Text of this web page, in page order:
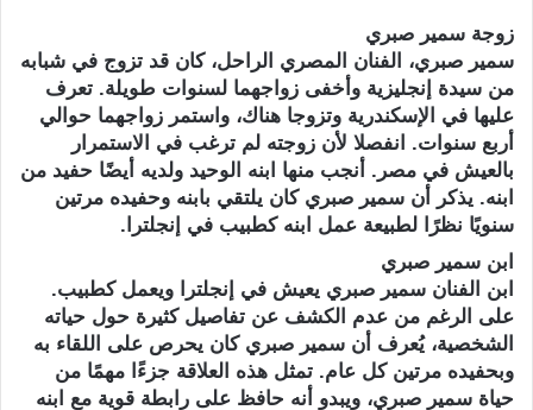
زوجة سمير صبري
سمير صبري، الفنان المصري الراحل، كان قد تزوج في شبابه
من سيدة إنجليزية وأخفى زواجهما لسنوات طويلة. تعرف
عليها في الإسكندرية وتزوجا هناك، واستمر زواجهما حوالي
أربع سنوات. انفصلا لأن زوجته لم ترغب في الاستمرار
بالعيش في مصر. أنجب منها ابنه الوحيد ولديه أيضًا حفيد من
ابنه. يذكر أن سمير صبري كان يلتقي بابنه وحفيده مرتين
سنويًا نظرًا لطبيعة عمل ابنه كطبيب في إنجلترا.
ابن سمير صبري
ابن الفنان سمير صبري يعيش في إنجلترا ويعمل كطبيب.
على الرغم من عدم الكشف عن تفاصيل كثيرة حول حياته
الشخصية، يُعرف أن سمير صبري كان يحرص على اللقاء به
وبحفيده مرتين كل عام. تمثل هذه العلاقة جزءًا مهمًا من
حياة سمير صبري، ويبدو أنه حافظ على رابطة قوية مع ابنه